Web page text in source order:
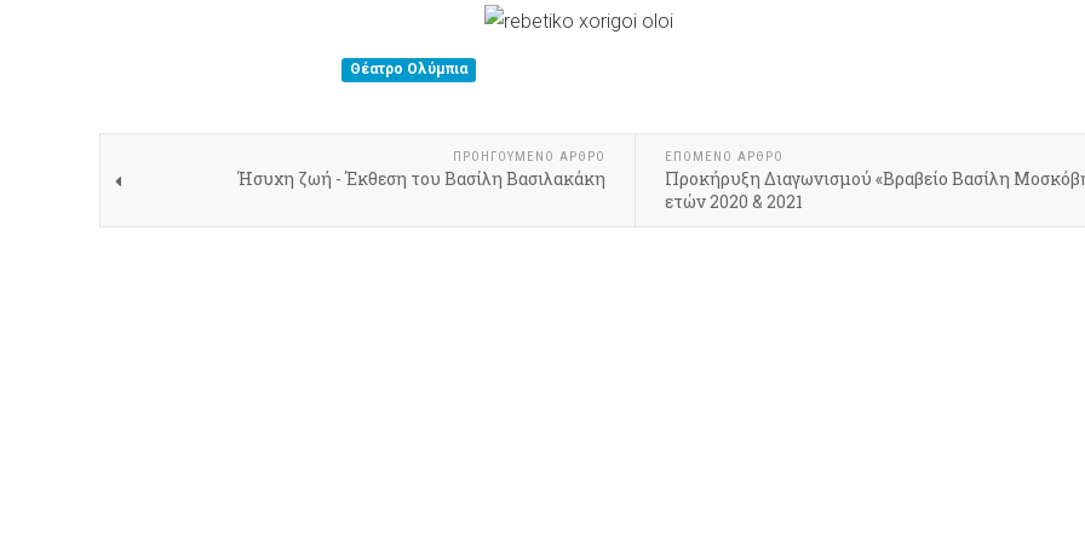
Θέατρο Ολύμπια
ΠΡΟΗΓΟΎΜΕΝΟ ΆΡΘΡΟ
Ήσυχη ζωή - Έκθεση του Βασίλη Βασιλακάκη
ΕΠΌΜΕΝΟ ΆΡΘΡΟ
Προκήρυξη Διαγωνισμού «Βραβείο Βασίλη
ετών 2020 & 2021